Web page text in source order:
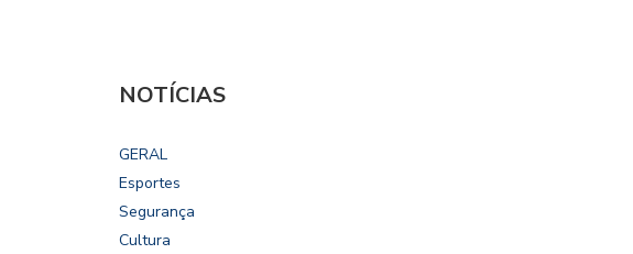
NOTÍCIAS
GERAL
Esportes
Segurança
Cultura